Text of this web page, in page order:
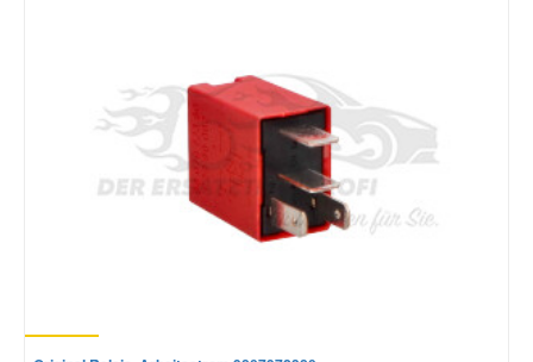
Seat Ersatzteile
Skoda Ersatzteile